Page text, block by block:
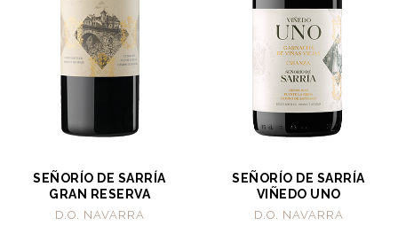
SEÑORÍO DE SARRÍA
GRAN RESERVA
D.O. NAVARRA
SEÑORÍO DE SARRÍA
VIÑEDO UNO
D.O. NAVARRA